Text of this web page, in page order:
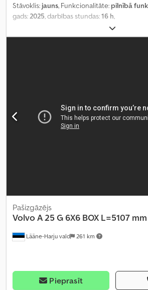
Stāvoklis: jauns, Funkcionalitāte: pilnībā
gads:2025, darbības stundas:16 h,
Lääne-Harju vald 261 km
Pašizgāzējs
VolvoA 25 G 6X6 BOX L=5107 mm
Pieprasīt